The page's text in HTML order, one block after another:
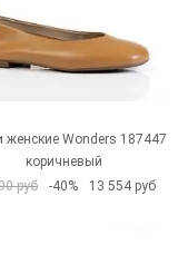
женские Wonders 187447
коричневый
руб
-40% 13 554 руб